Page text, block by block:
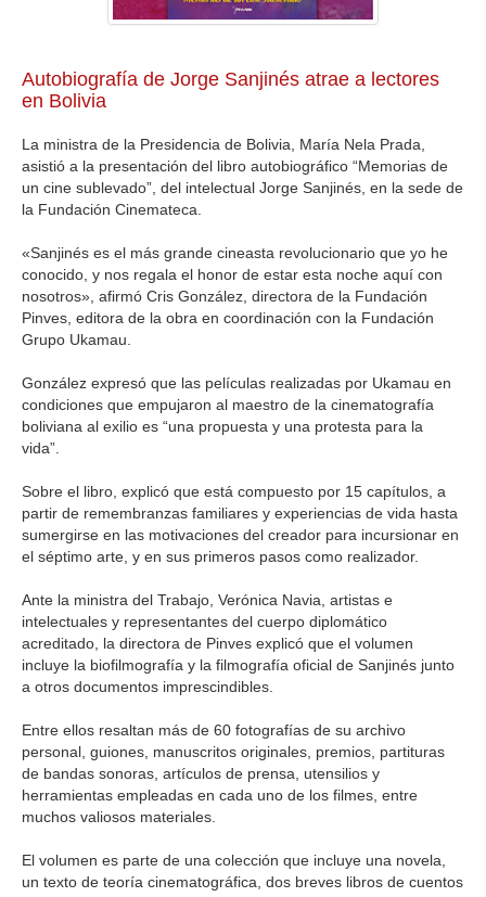
GALERIA
Autobiografía de Jorge Sanjinés atrae a lectores
en Bolivia
La ministra de la Presidencia de Bolivia, María Nela Prada,
asistió a la presentación del libro autobiográfico “Memorias de
un cine sublevado”, del intelectual Jorge Sanjinés, en la sede de
la Fundación Cinemateca.
«Sanjinés es el más grande cineasta revolucionario que yo he
conocido, y nos regala el honor de estar esta noche aquí con
nosotros», afirmó Cris González, directora de la Fundación
Pinves, editora de la obra en coordinación con la Fundación
Grupo Ukamau.
González expresó que las películas realizadas por Ukamau en
condiciones que empujaron al maestro de la cinematografía
boliviana al exilio es “una propuesta y una protesta para la
vida”.
Sobre el libro, explicó que está compuesto por 15 capítulos, a
partir de remembranzas familiares y experiencias de vida hasta
sumergirse en las motivaciones del creador para incursionar en
el séptimo arte, y en sus primeros pasos como realizador.
Ante la ministra del Trabajo, Verónica Navia, artistas e
intelectuales y representantes del cuerpo diplomático
acreditado, la directora de Pinves explicó que el volumen
incluye la biofilmografía y la filmografía oficial de Sanjinés junto
a otros documentos imprescindibles.
Entre ellos resaltan más de 60 fotografías de su archivo
personal, guiones, manuscritos originales, premios, partituras
de bandas sonoras, artículos de prensa, utensilios y
herramientas empleadas en cada uno de los filmes, entre
muchos valiosos materiales.
El volumen es parte de una colección que incluye una novela,
un texto de teoría cinematográfica, dos breves libros de cuentos